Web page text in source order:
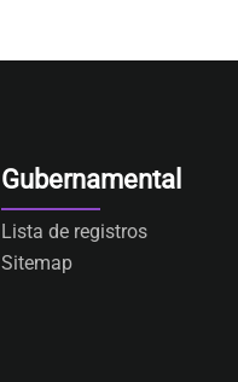
Gubernamental
Lista de registros
Sitemap